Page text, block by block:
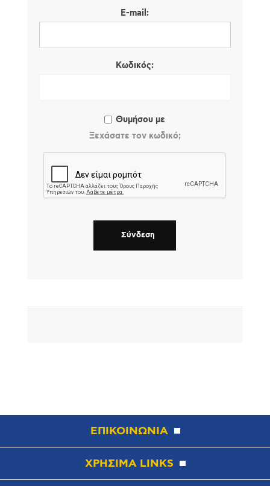
E-mail:
Κωδικός:
Θυμήσου με
Ξεχάσατε τον κωδικό;
ΕΠΙΚΟΙΝΩΝΙΑ
ΧΡΗΣΙΜΑ LINKS